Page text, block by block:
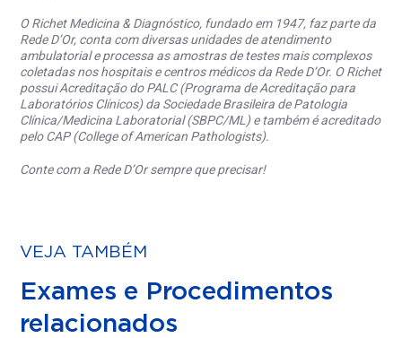
O Richet Medicina & Diagnóstico, fundado em 1947, faz parte da
Rede D’Or, conta com diversas unidades de atendimento
ambulatorial e processa as amostras de testes mais complexos
coletadas nos hospitais e centros médicos da Rede D’Or. O Richet
possui Acreditação do PALC (Programa de Acreditação para
Laboratórios Clínicos) da Sociedade Brasileira de Patologia
Clínica/Medicina Laboratorial (SBPC/ML) e também é acreditado
pelo CAP (College of American Pathologists).
Conte com a Rede D’Or sempre que precisar!
VEJA TAMBÉM
Exames e Procedimentos
relacionados